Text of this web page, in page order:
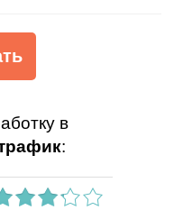
в
: